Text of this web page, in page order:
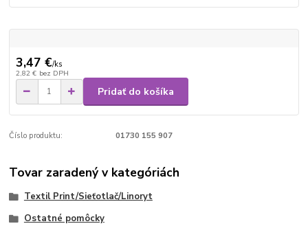
3,47 €/ks
2,82 € bez DPH
Pridať do košíka
Číslo produktu: 01730 155 907
Tovar zaradený v kategóriách
Textil Print/Sieťotlač/Linoryt
Ostatné pomôcky